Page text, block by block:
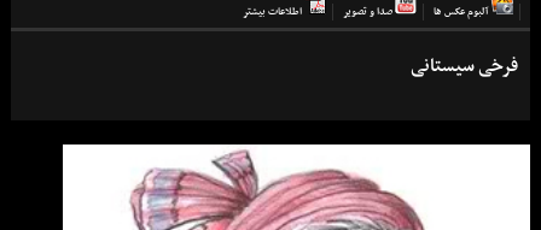
آلبوم عكس ها صدا و تصوير اطلاعات بيشتر
فرخی سیستانی